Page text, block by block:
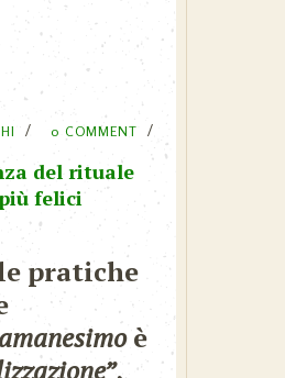
0 COMMENT
del rituale
felici
pratiche
è
,